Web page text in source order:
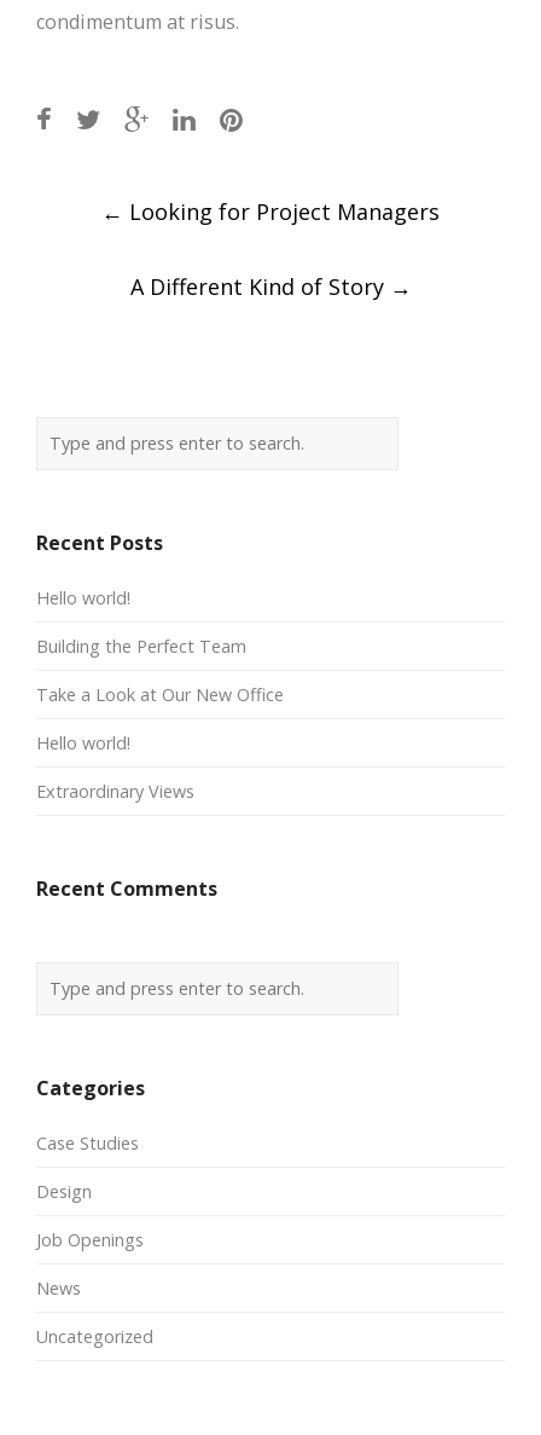
condimentum at risus.
navigation
← Looking for Project Managers
A Different Kind of Story →
Recent Posts
Hello world!
Building the Perfect Team
Take a Look at Our New Office
Hello world!
Extraordinary Views
Recent Comments
Categories
Case Studies
Design
Job Openings
News
Uncategorized